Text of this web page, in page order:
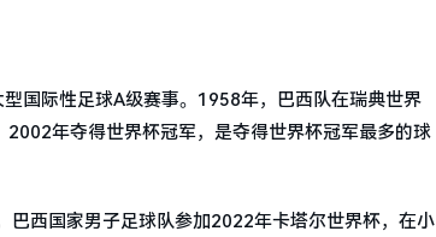
国际性足球A级赛事。1958年，巴西队在瑞典世界
年夺得世界杯冠军，是夺得世界杯冠军最多的球
西国家男子足球队参加2022年卡塔尔世界杯，在小